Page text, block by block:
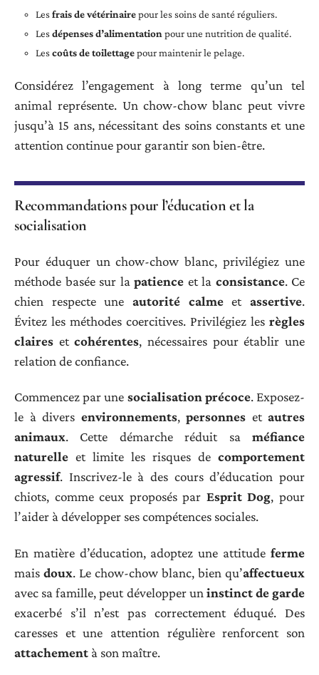
Lesfrais de vétérinairepour les soins de santé réguliers.
Lesdépenses d’alimentation pour une nutrition de qualité.
Lescoûts de toilettagepour maintenir le pelage.
Considérez l’engagement à long terme qu’un tel
animal représente. Un chow-chow blanc peut vivre
jusqu’à 15 ans, nécessitant des soins constants et une
attention continue pour garantir son bien-être.
Recommandations pour l’éducation et la
socialisation
Pour éduquer un chow-chow blanc, privilégiez une
méthode basée sur la patience et la consistance. Ce
chien respecte une autorité calmeetassertive.
Évitez les méthodes coercitives. Privilégiez les règles
claires etcohérentes, nécessaires pour établir une
relation de confiance.
Commencez par une socialisation précoce. Exposez-
le à divers environnements, personnes et autres
animaux. Cette démarche réduit sa méfiance
naturelle et limite les risques de comportement
agressif. Inscrivez-le à des cours d’éducation pour
chiots, comme ceux proposés par Esprit Dog, pour
l’aider à développer ses compétences sociales.
En matière d’éducation, adoptez une attitude ferme
mais doux. Le chow-chow blanc, bien qu’affectueux
avec sa famille, peut développer un instinct de garde
exacerbé s’il n’est pas correctement éduqué. Des
caresses et une attention régulière renforcent son
attachement à son maître.